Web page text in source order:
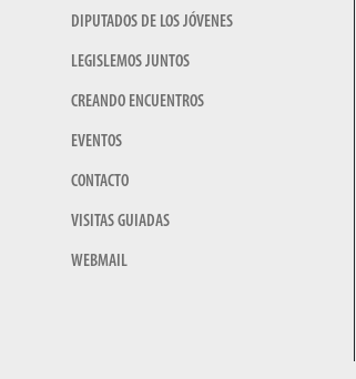
DIPUTADOS DE LOS JÓVENES
LEGISLEMOS JUNTOS
CREANDO ENCUENTROS
EVENTOS
CONTACTO
VISITAS GUIADAS
WEBMAIL